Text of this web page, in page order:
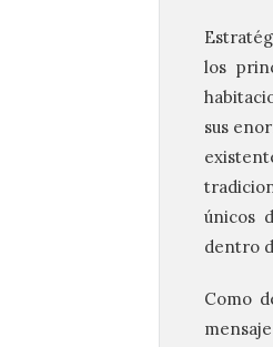
los
sus
únicos
dentro
Como